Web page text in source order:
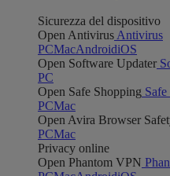
Sicurezza del dispositivo
Open Antivirus Antivirus
PCMacAndroidiOS
Open Software Updater
PC
Open Safe Shopping
PCMac
Open Avira Browser
PCMac
Privacy online
Open Phantom VPN